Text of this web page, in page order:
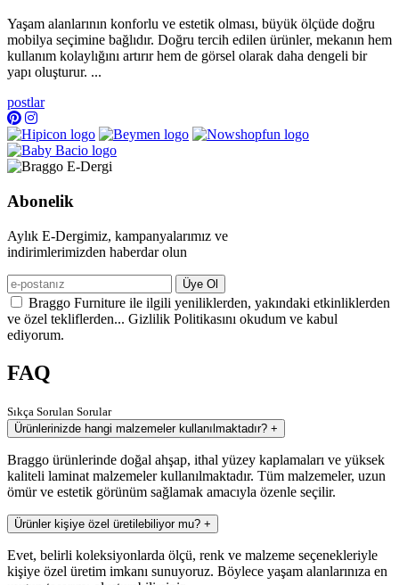
Yaşam alanlarının konforlu ve estetik olması, büyük ölçüde doğru
mobilya seçimine bağlıdır. Doğru tercih edilen ürünler, mekanın hem
kullanım kolaylığını artırır hem de görsel olarak daha dengeli bir
yapı oluşturur. ...
postlar
Abonelik
Aylık E-Dergimiz, kampanyalarımız ve
indirimlerimizden haberdar olun
Üye Ol
Braggo Furniture ile ilgili yeniliklerden, yakındaki etkinliklerden
ve özel tekliflerden... Gizlilik Politikasını okudum ve kabul
ediyorum.
FAQ
Sıkça Sorulan Sorular
Ürünlerinizde hangi malzemeler kullanılmaktadır? +
Braggo ürünlerinde doğal ahşap, ithal yüzey kaplamaları ve yüksek
kaliteli laminat malzemeler kullanılmaktadır. Tüm malzemeler, uzun
ömür ve estetik görünüm sağlamak amacıyla özenle seçilir.
Ürünler kişiye özel üretilebiliyor mu? +
Evet, belirli koleksiyonlarda ölçü, renk ve malzeme seçenekleriyle
kişiye özel üretim imkanı sunuyoruz. Böylece yaşam alanlarınıza en